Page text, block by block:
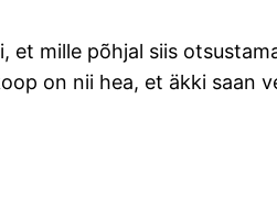
mille põhjal siis
on nii hea, et äkki saan